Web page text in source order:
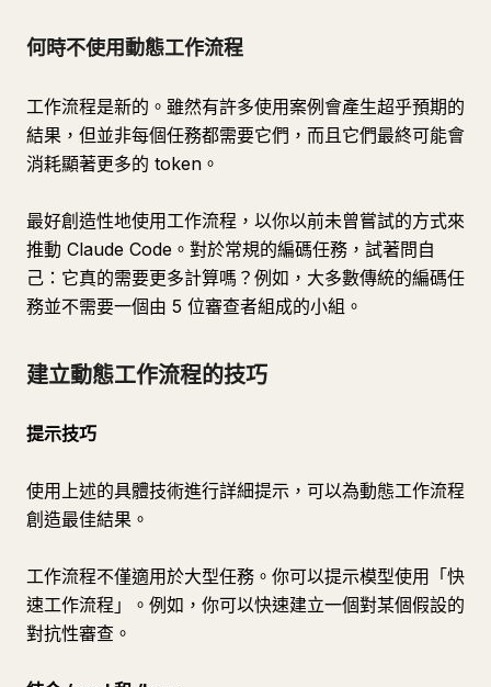
何時不使用動態工作流程
工作流程是新的。雖然有許多使用案例會產生超乎預期的
結果，但並非每個任務都需要它們，而且它們最終可能會
消耗顯著更多的 token。
最好創造性地使用工作流程，以你以前未曾嘗試的方式來
推動 Claude Code。對於常規的編碼任務，試著問自
己：它真的需要更多計算嗎？例如，大多數傳統的編碼任
務並不需要一個由 5 位審查者組成的小組。
建立動態工作流程的技巧
提示技巧
使用上述的具體技術進行詳細提示，可以為動態工作流程
創造最佳結果。
工作流程不僅適用於大型任務。你可以提示模型使用「快
速工作流程」。例如，你可以快速建立一個對某個假設的
對抗性審查。